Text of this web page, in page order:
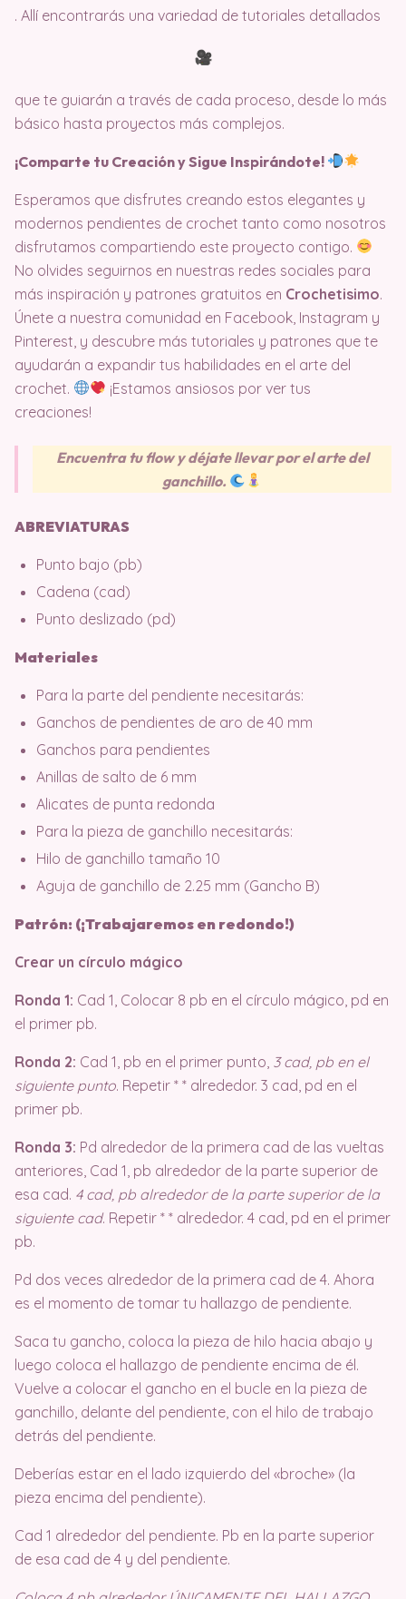
. Allí encontrarás una variedad de tutoriales detallados
que te guiarán a través de cada proceso, desde lo más
básico hasta proyectos más complejos.
¡Comparte tu Creación y Sigue Inspirándote!
Esperamos que disfrutes creando estos elegantes y
modernos pendientes de crochet tanto como nosotros
disfrutamos compartiendo este proyecto contigo.
No olvides seguirnos en nuestras redes sociales para
más inspiración y patrones gratuitos en Crochetisimo.
Únete a nuestra comunidad en Facebook, Instagram y
Pinterest, y descubre más tutoriales y patrones que te
ayudarán a expandir tus habilidades en el arte del
crochet.
¡Estamos ansiosos por ver tus
creaciones!
Encuentra tu flow y déjate llevar por el arte del
ganchillo.
ABREVIATURAS
Punto bajo (pb)
Cadena (cad)
Punto deslizado (pd)
Materiales
Para la parte del pendiente necesitarás:
Ganchos de pendientes de aro de 40 mm
Ganchos para pendientes
Anillas de salto de 6 mm
Alicates de punta redonda
Para la pieza de ganchillo necesitarás:
Hilo de ganchillo tamaño 10
Aguja de ganchillo de 2.25 mm (Gancho B)
Patrón: (¡Trabajaremos en redondo!)
Crear un círculo mágico
Ronda 1: Cad 1, Colocar 8 pb en el círculo mágico, pd en
el primer pb.
Ronda 2: Cad 1, pb en el primer punto, 3 cad, pb en el
siguiente punto. Repetir * * alrededor. 3 cad, pd en el
primer pb.
Ronda 3: Pd alrededor de la primera cad de las vueltas
anteriores, Cad 1, pb alrededor de la parte superior de
esa cad. 4 cad, pb alrededor de la parte superior de la
siguiente cad. Repetir * * alrededor. 4 cad, pd en el primer
pb.
Pd dos veces alrededor de la primera cad de 4. Ahora
es el momento de tomar tu hallazgo de pendiente.
Saca tu gancho, coloca la pieza de hilo hacia abajo y
luego coloca el hallazgo de pendiente encima de él.
Vuelve a colocar el gancho en el bucle en la pieza de
ganchillo, delante del pendiente, con el hilo de trabajo
detrás del pendiente.
Deberías estar en el lado izquierdo del «broche» (la
pieza encima del pendiente).
Cad 1 alrededor del pendiente. Pb en la parte superior
de esa cad de 4 y del pendiente.